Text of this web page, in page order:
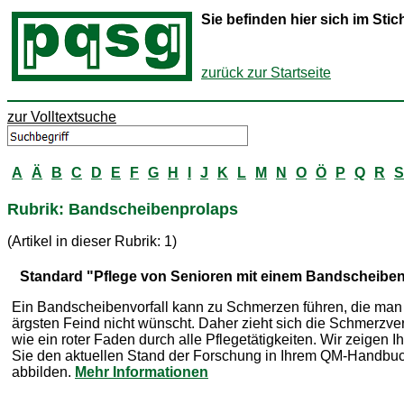
Sie befinden hier sich im
zurück zur Startseite
zur Volltextsuche
A Ä B C D E F G H J K L M N O Ö P Q R S
Rubrik: Bandscheibenprolaps
(Artikel in dieser Rubrik: 1)
Standard "Pflege von Senioren mit einem
Ein Bandscheibenvorfall kann zu Schmerzen führen, die
ärgsten Feind nicht wünscht. Daher zieht sich die
wie ein roter Faden durch alle Pflegetätigkeiten. Wir zeigen
Sie den aktuellen Stand der Forschung in Ihrem QM-
abbilden. Mehr Informationen